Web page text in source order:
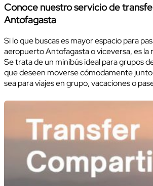
Conoce nuestro servicio de
Antofagasta
Si lo que buscas es mayor espacio para
aeropuerto Antofagasta o viceversa, es la
Se trata de un minibús ideal para grupos
que deseen moverse cómodamente junto
sea para viajes en grupo, vacaciones o